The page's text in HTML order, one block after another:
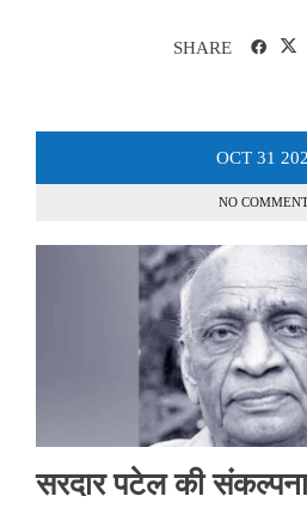
SHARE
OCT 31
NO
सरदार पटेल की